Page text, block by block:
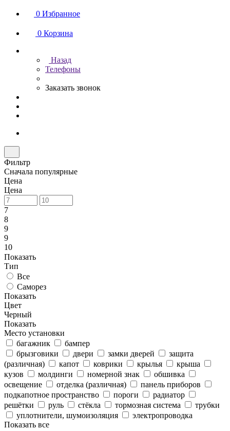
0 Избранное
0 Корзина
Назад
Телефоны
Заказать звонок
Фильтр
Сначала популярные
Цена
Цена
7
8
9
9
10
Показать
Тип
Все
Саморез
Показать
Цвет
Черный
Показать
Место установки
багажник
бампер
брызговики
двери замки дверей
защита
(различная)
капот коврики крылья
крыша
кузов
молдинги номерной знак
обшивка
освещение
отделка (различная)
панель приборов
подкапотное пространство
пороги
радиатор
решётки
руль стёкла тормозная система
трубки
уплотнители, шумоизоляция
электропроводка
Показать все